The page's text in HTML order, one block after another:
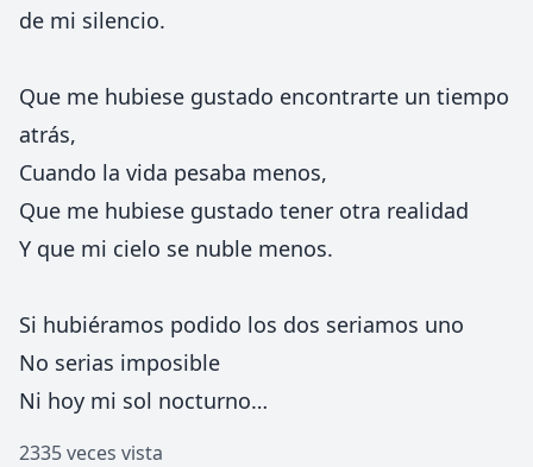
de mi silencio.
Que me hubiese gustado encontrarte un tiempo
atrás,
Cuando la vida pesaba menos,
Que me hubiese gustado tener otra realidad
Y que mi cielo se nuble menos.
Si hubiéramos podido los dos seriamos uno
No serias imposible
Ni hoy mi sol nocturno…
2335 veces vista